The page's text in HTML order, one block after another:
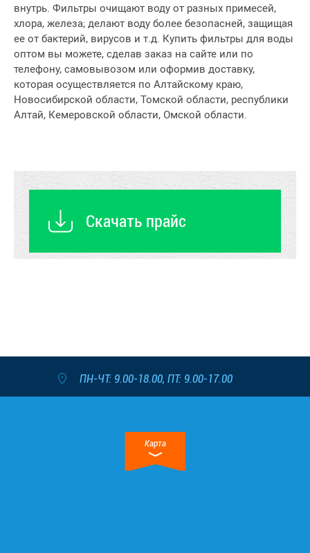
внутрь. Фильтры очищают воду от разных примесей,
хлора, железа; делают воду более безопасней, защищая
ее от бактерий, вирусов и т.д. Купить фильтры для воды
оптом вы можете, сделав заказ на сайте или по
телефону, самовывозом или оформив доставку,
которая осуществляется по Алтайскому краю,
Новосибирской области, Томской области, республики
Алтай, Кемеровской области, Омской области.
Скачать прайс
ПН-ЧТ: 9.00-18.00, ПТ: 9.00-17.00
Карта